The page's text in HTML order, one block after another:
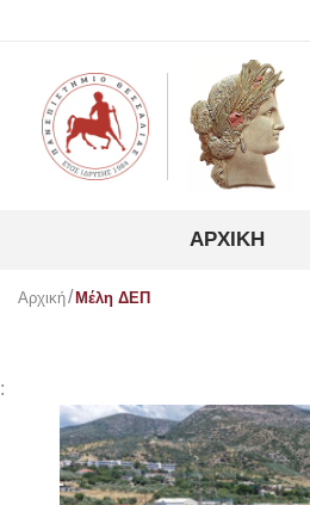
περιεχόμενο
ΑΡΧΙΚΉ
Αρχική Μέλη ΔΕΠ
: